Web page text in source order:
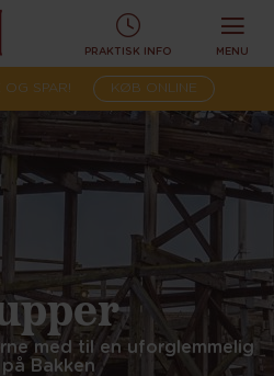
med til en uforglemmelig
Bakken
PRAKTISK INFO MENU
SPAR! KØB ONLINE